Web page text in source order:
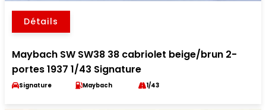
Détails
Maybach SW SW38 38 cabriolet beige/brun 2-
portes 1937 1/43 Signature
Signature Maybach 1/43